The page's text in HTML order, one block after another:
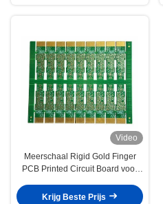
Video
Meerschaal Rigid Gold Finger
PCB Printed Circuit Board voor
Krijg Beste Prijs